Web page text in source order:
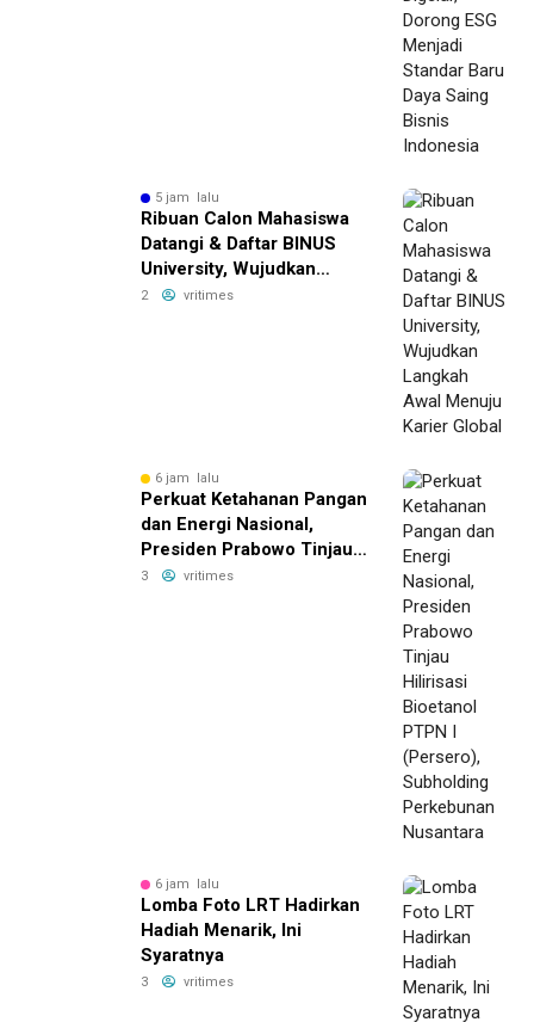
5 jam lalu
Ribuan Calon Mahasiswa
Datangi & Daftar BINUS
University, Wujudkan
Langkah Awal Menuju
2 vritimes
6 jam lalu
Perkuat Ketahanan Pangan
dan Energi Nasional,
Presiden Prabowo Tinjau
Hilirisasi Bioetanol PTPN I
3 vritimes
6 jam lalu
Lomba Foto LRT Hadirkan
Hadiah Menarik, Ini
Syaratnya
3 vritimes